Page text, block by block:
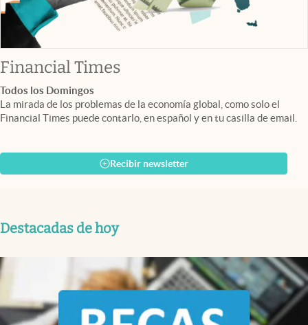
Financial Timesabre en nueva pestaña
Todos los Domingos
La mirada de los problemas de la economía global, como solo el
Financial Times puede contarlo, en español y en tu casilla de email.
Recibir newsletter
Destacadas de hoy